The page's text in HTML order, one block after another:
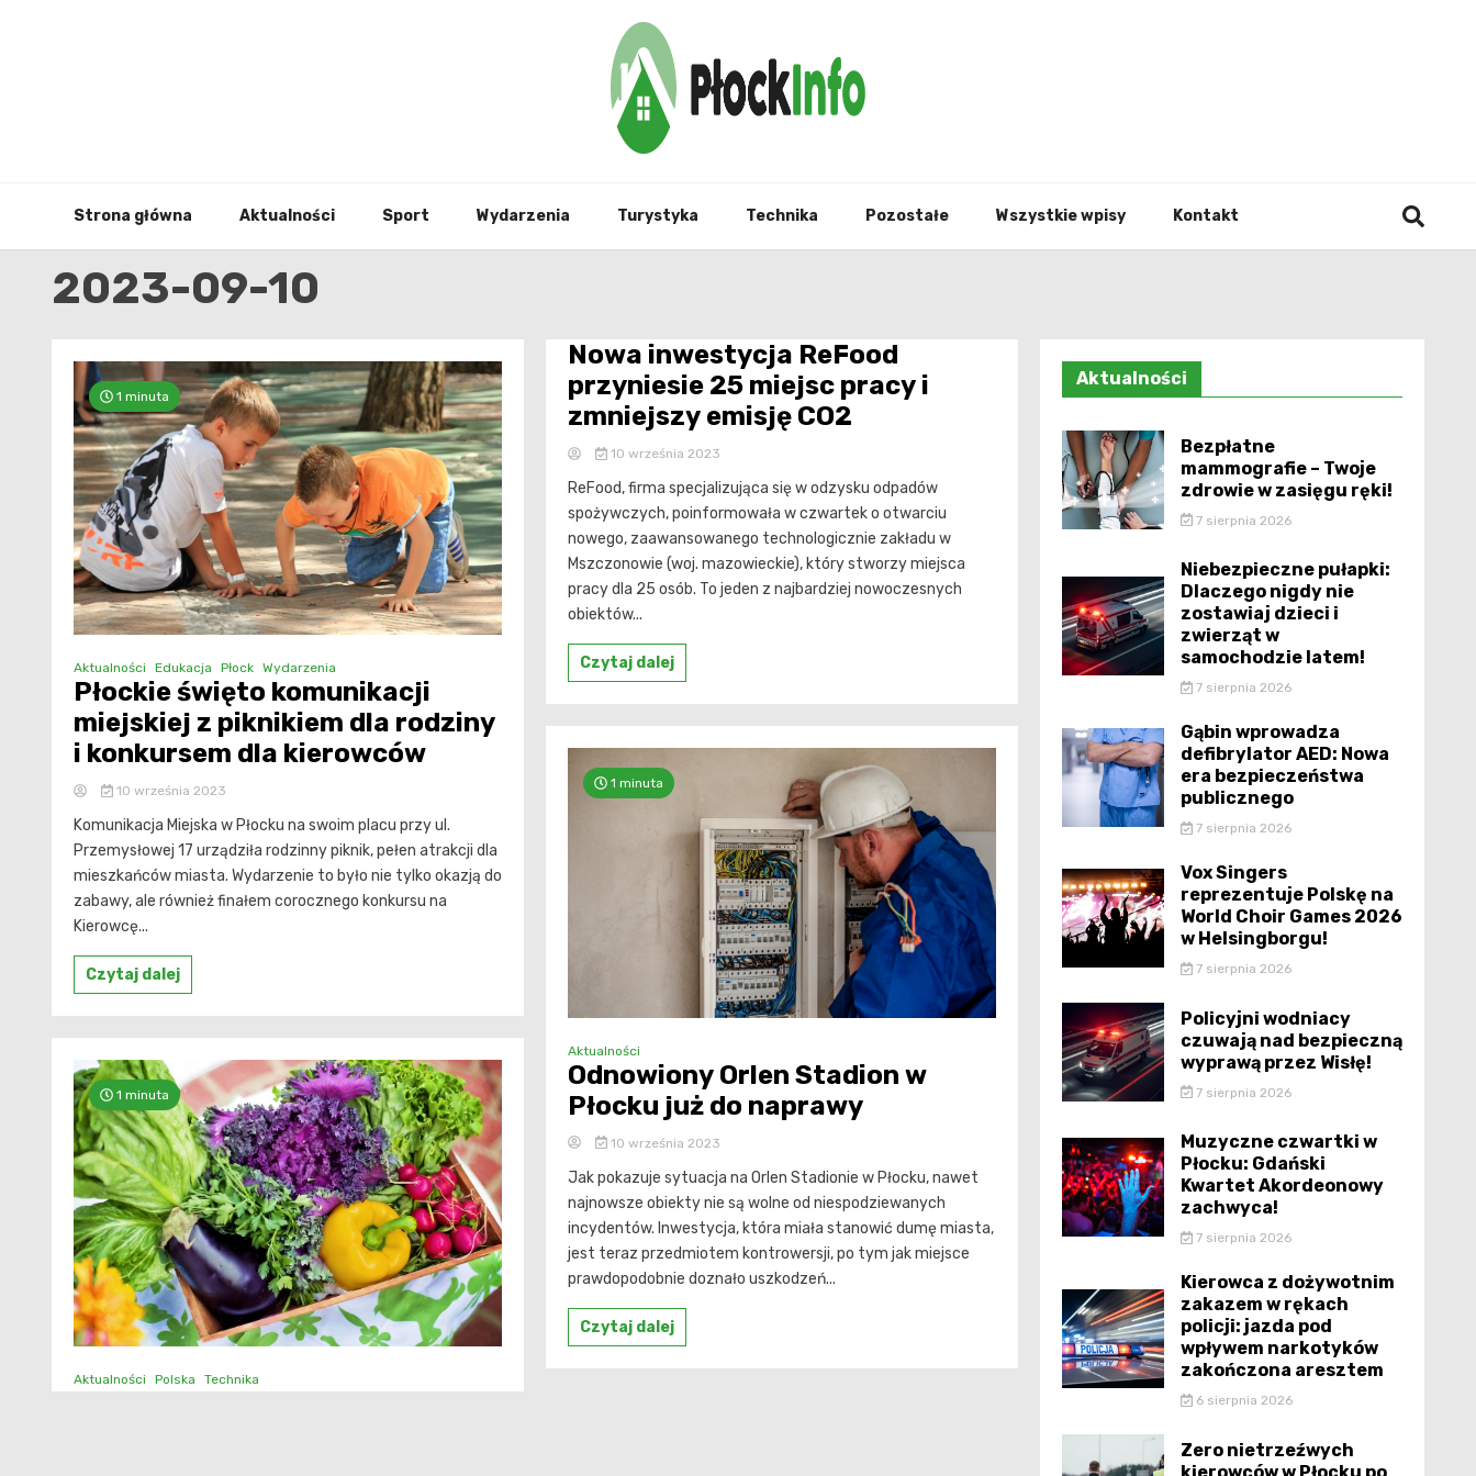
Strona główna Aktualności Sport Wydarzenia Turystyka Technika Pozostałe Wszystkie wpisy Kontakt
2023-09-10
1 minuta
Aktualności Edukacja Płock Wydarzenia
Płockie święto komunikacji
miejskiej z piknikiem dla rodziny
i konkursem dla kierowców
10 września 2023
Komunikacja Miejska w Płocku na swoim placu przy ul.
Przemysłowej 17 urządziła rodzinny piknik, pełen atrakcji dla
mieszkańców miasta. Wydarzenie to było nie tylko okazją do
zabawy, ale również finałem corocznego konkursu na
Kierowcę...
Czytaj dalej
1 minuta
Aktualności Polska Technika
Nowa inwestycja ReFood
przyniesie 25 miejsc pracy i
zmniejszy emisję CO2
10 września 2023
ReFood, firma specjalizująca się w odzysku odpadów
spożywczych, poinformowała w czwartek o otwarciu
nowego, zaawansowanego technologicznie zakładu w
Mszczonowie (woj. mazowieckie), który stworzy miejsca
pracy dla 25 osób. To jeden z najbardziej nowoczesnych
obiektów...
Czytaj dalej
1 minuta
Aktualności
Odnowiony Orlen Stadion w
Płocku już do naprawy
10 września 2023
Jak pokazuje sytuacja na Orlen Stadionie w Płocku, nawet
najnowsze obiekty nie są wolne od niespodziewanych
incydentów. Inwestycja, która miała stanowić dumę miasta,
jest teraz przedmiotem kontrowersji, po tym jak miejsce
prawdopodobnie doznało uszkodzeń...
Czytaj dalej
Aktualności
Bezpłatne
mammografie – Twoje
zdrowie w zasięgu ręki!
7 sierpnia 2026
Niebezpieczne pułapki:
Dlaczego nigdy nie
zostawiaj dzieci i
zwierząt w
samochodzie latem!
7 sierpnia 2026
Gąbin wprowadza
defibrylator AED: Nowa
era bezpieczeństwa
publicznego
7 sierpnia 2026
Vox Singers
reprezentuje Polskę na
World Choir Games 2026
w Helsingborgu!
7 sierpnia 2026
Policyjni wodniacy
czuwają nad bezpieczną
wyprawą przez Wisłę!
7 sierpnia 2026
Muzyczne czwartki w
Płocku: Gdański
Kwartet Akordeonowy
zachwyca!
7 sierpnia 2026
Kierowca z dożywotnim
zakazem w rękach
policji: jazda pod
wpływem narkotyków
zakończona aresztem
6 sierpnia 2026
Zero nietrzeźwych
kierowców w Płocku po